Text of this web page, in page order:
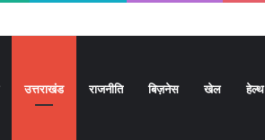
उत्तराखंड राजनीति बिज़नेस खेल हेल्थ